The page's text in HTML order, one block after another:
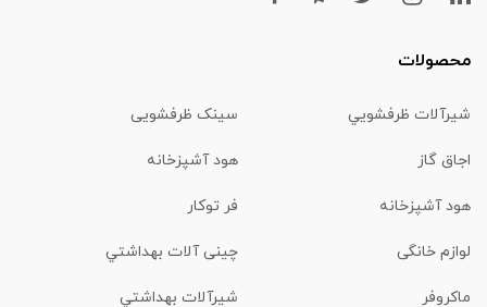
محصولات
شیرآلات ظرفشويي سینک ظرفشویی
اجاق گاز هود آشپزخانه
هود آشپزخانه فر توکار
لوازم خانگی چینی آلات بهداشتي
ماكروفر شیرآلات بهداشتي